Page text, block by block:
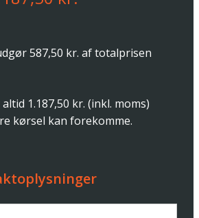
587,50 kr. af totalprisen
1.187,50 kr. (inkl. moms)
kørsel kan forekomme.